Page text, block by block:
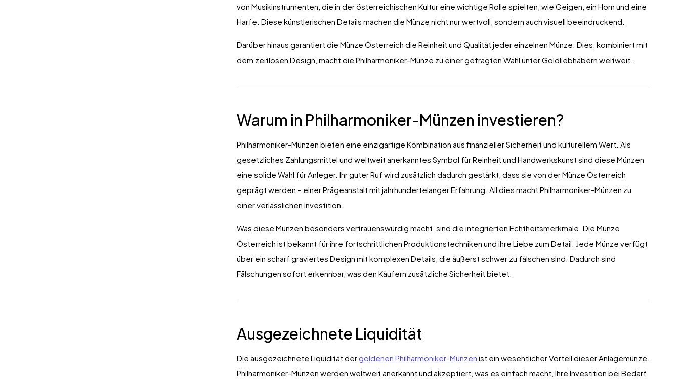
von Musikinstrumenten, die in der österreichischen Kultur eine wichtige Rolle spielten, wie Geigen, ein Horn und eine
Harfe. Diese künstlerischen Details machen die Münze nicht nur wertvoll, sondern auch visuell beeindruckend.
Darüber hinaus garantiert die Münze Österreich die Reinheit und Qualität jeder einzelnen Münze. Dies, kombiniert mit
dem zeitlosen Design, macht die Philharmoniker-Münze zu einer gefragten Wahl unter Goldliebhabern weltweit.
Warum in Philharmoniker-Münzen investieren?
Philharmoniker-Münzen bieten eine einzigartige Kombination aus finanzieller Sicherheit und kulturellem Wert. Als
gesetzliches Zahlungsmittel und weltweit anerkanntes Symbol für Reinheit und Handwerkskunst sind diese Münzen
eine solide Wahl für Anleger. Ihr guter Ruf wird zusätzlich dadurch gestärkt, dass sie von der Münze Österreich
geprägt werden – einer Prägeanstalt mit jahrhundertelanger Erfahrung. All dies macht Philharmoniker-Münzen zu
einer verlässlichen Investition.
Was diese Münzen besonders vertrauenswürdig macht, sind die integrierten Echtheitsmerkmale. Die Münze
Österreich ist bekannt für ihre fortschrittlichen Produktionstechniken und ihre Liebe zum Detail. Jede Münze verfügt
über ein scharf graviertes Design mit komplexen Details, die äußerst schwer zu fälschen sind. Dadurch sind
Fälschungen sofort erkennbar, was den Käufern zusätzliche Sicherheit bietet.
Ausgezeichnete Liquidität
Die ausgezeichnete Liquidität der goldenen Philharmoniker-Münzen ist ein wesentlicher Vorteil dieser Anlagemünze.
Philharmoniker-Münzen werden weltweit anerkannt und akzeptiert, was es einfach macht, Ihre Investition bei Bedarf